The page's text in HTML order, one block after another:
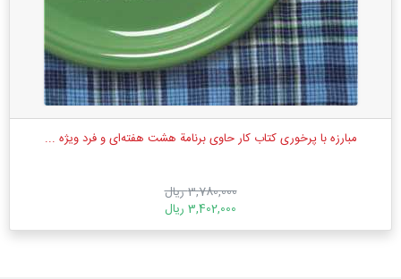
مبارزه با پرخوری کتاب کار حاوی برنامة هشت هفته‌ای و فرد ویژه ...
3,780,000 ریال
3,402,000 ریال